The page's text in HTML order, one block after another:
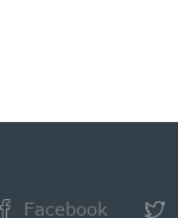
Facebook